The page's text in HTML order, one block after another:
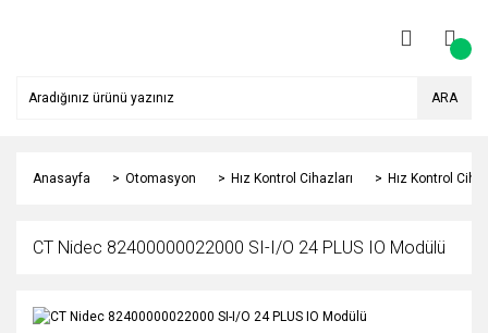
ARA
Anasayfa Otomasyon Hız Kontrol Cihazları Hız Kontrol
CT Nidec 82400000022000 SI-I/O 24 PLUS IO Modülü